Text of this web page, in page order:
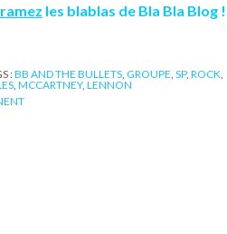
les blablas de Bla Bla Blog !
:BB AND THE BULLETS GROUPE SP, ROCK
MCCARTNEY, LENNON